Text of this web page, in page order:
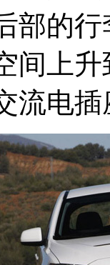
部的
间上
流电